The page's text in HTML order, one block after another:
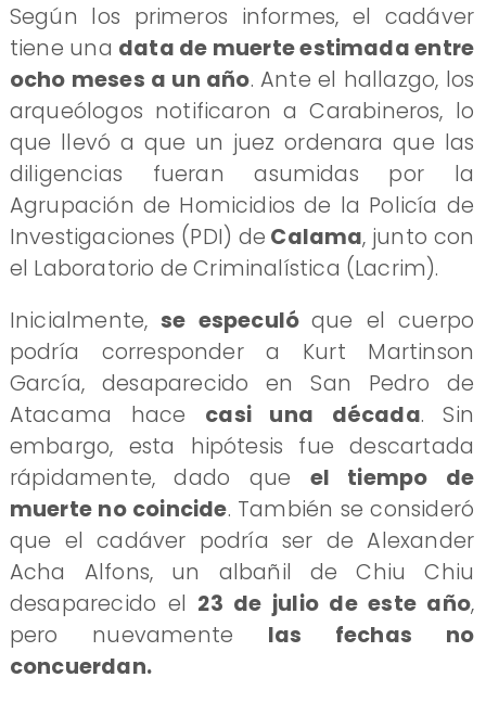
Según los primeros informes, el cadáver
tiene una data de muerte estimada entre
ocho meses a un año. Ante el hallazgo, los
arqueólogos notificaron a Carabineros, lo
que llevó a que un juez ordenara que las
diligencias fueran asumidas por la
Agrupación de Homicidios de la Policía de
Investigaciones (PDI) de Calama, junto con
el Laboratorio de Criminalística (Lacrim).
Inicialmente,se especulóque el cuerpo
podría corresponder a Kurt Martinson
García, desaparecido en San Pedro de
Atacama hace casi una década. Sin
embargo, esta hipótesis fue descartada
rápidamente, dado que el tiempo de
muerte no coincide. También se consideró
que el cadáver podría ser de Alexander
Acha Alfons, un albañil de Chiu Chiu
desaparecido el 23 de julio de este año,
pero nuevamente las fechas no
concuerdan.